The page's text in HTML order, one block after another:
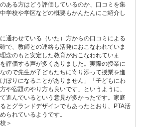
ある方はどう評価しているのか、口コミを集
学校や学区などの概要もかんたんにご紹介し
通わせている（いた）方からの口コミによる
で、教師との連絡も活発におこなわれていま
念のもと安定した教育がおこなわれていま
評価する声が多くありました。実際の授業に
ので先生が子どもたちに寄り添って授業を進
ぼりになることがありません」「子どもにわ
や宿題のやり方も良いです」というように、
進んでいるという意見が多かったです。家庭
とグランドデザインでもあったとおり、PTA活
られているようです。
＞